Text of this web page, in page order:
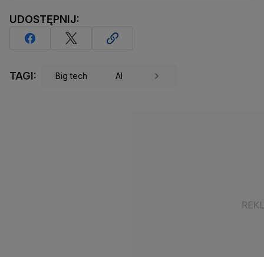
UDOSTĘPNIJ:
TAGI: Big tech AI